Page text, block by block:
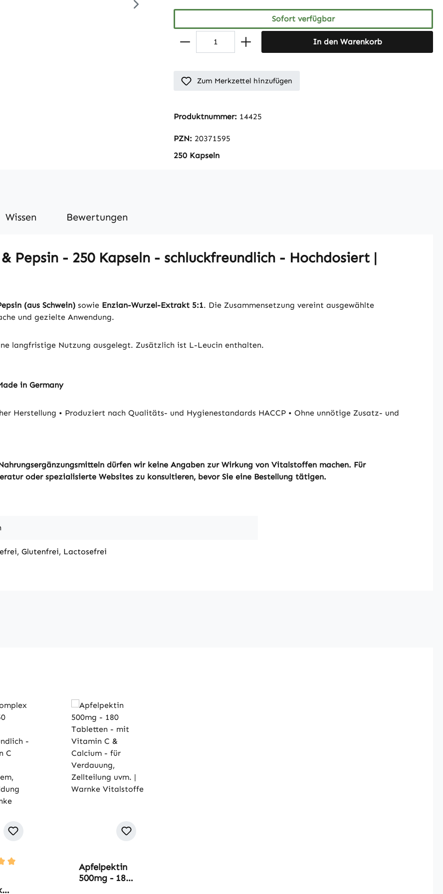
Sofort verfügbar
In den Warenkorb
Zum Merkzettel hinzufügen
Produktnummer: 14425
PZN: 20371595
250 Kapseln
Wissen Bewertungen
Pepsin - 250 Kapseln - schluckfreundlich - Hochdosiert |
(aus Schwein) sowie Enzian-Wurzel-Extrakt 5:1. Die Zusammensetzung vereint ausgewählte
und gezielte Anwendung.
langfristige Nutzung ausgelegt. Zusätzlich ist L-Leucin enthalten.
in Germany
Herstellung • Produziert nach Qualitäts- und Hygienestandards HACCP • Ohne unnötige Zusatz- und
dürfen wir keine Angaben zur Wirkung von Vitalstoffen machen. Für
oder spezialisierte Websites zu konsultieren, bevor Sie eine Bestellung tätigen.
Glutenfrei, Lactosefrei
Bewertung von 5 von 5 Sternen
Apfelpektin
500mg - 180